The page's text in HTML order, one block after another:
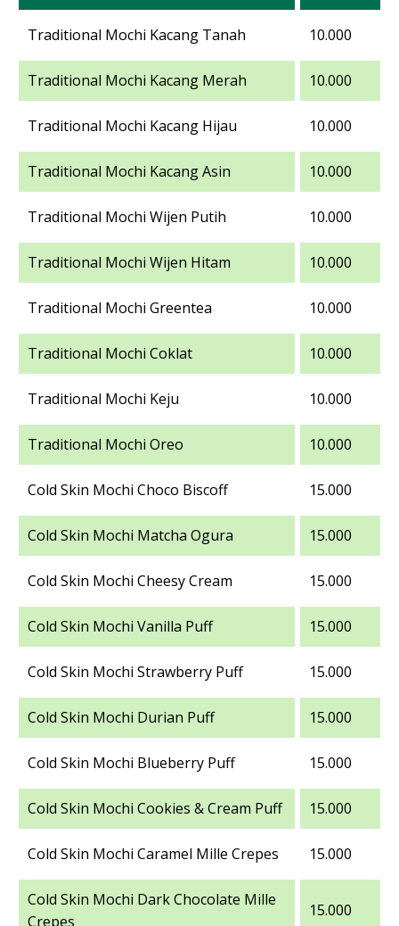
Traditional Mochi Kacang Tanah 10.000
Traditional Mochi Kacang Merah 10.000
Traditional Mochi Kacang Hijau 10.000
Traditional Mochi Kacang Asin 10.000
Traditional Mochi Wijen Putih 10.000
Traditional Mochi Wijen Hitam 10.000
Traditional Mochi Greentea 10.000
Traditional Mochi Coklat 10.000
Traditional Mochi Keju 10.000
Traditional Mochi Oreo 10.000
Cold Skin Mochi Choco Biscoff 15.000
Cold Skin Mochi Matcha Ogura 15.000
Cold Skin Mochi Cheesy Cream 15.000
Cold Skin Mochi Vanilla Puff 15.000
Cold Skin Mochi Strawberry Puff 15.000
Cold Skin Mochi Durian Puff 15.000
Cold Skin Mochi Blueberry Puff 15.000
Cold Skin Mochi Cookies & Cream Puff 15.000
Cold Skin Mochi Caramel Mille Crepes 15.000
Cold Skin Mochi Dark Chocolate Mille
Crepes
15.000